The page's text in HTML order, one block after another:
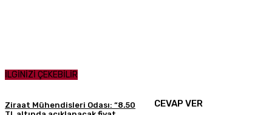
İLGİNİZİ ÇEKEBİLİR
Ziraat Mühendisleri Odası: “8.50
CEVAP VER